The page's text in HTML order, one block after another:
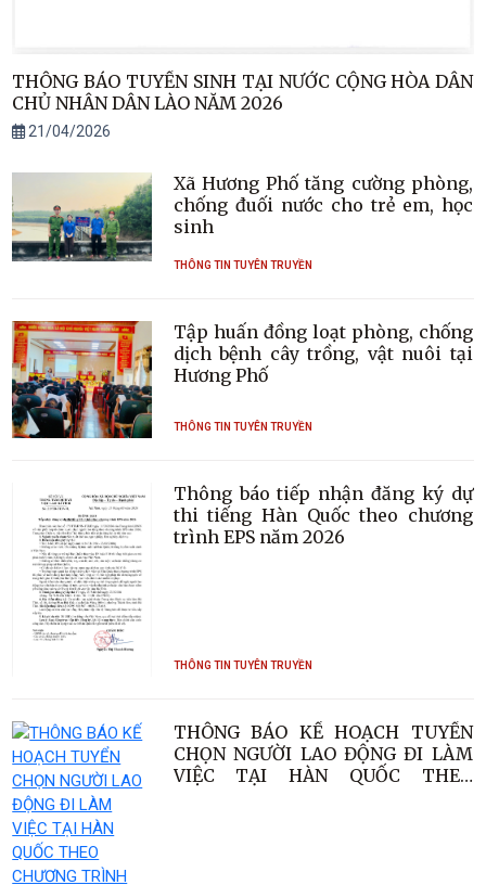
THÔNG BÁO TUYỂN SINH TẠI NƯỚC CỘNG HÒA DÂN
CHỦ NHÂN DÂN LÀO NĂM 2026
21/04/2026
Xã Hương Phố tăng cường phòng,
chống đuối nước cho trẻ em, học
sinh
THÔNG TIN TUYÊN TRUYỀN
Tập huấn đồng loạt phòng, chống
dịch bệnh cây trồng, vật nuôi tại
Hương Phố
THÔNG TIN TUYÊN TRUYỀN
Thông báo tiếp nhận đăng ký dự
thi tiếng Hàn Quốc theo chương
trình EPS năm 2026
THÔNG TIN TUYÊN TRUYỀN
THÔNG BÁO KẾ HOẠCH TUYỂN
CHỌN NGƯỜI LAO ĐỘNG ĐI LÀM
VIỆC TẠI HÀN QUỐC THEO